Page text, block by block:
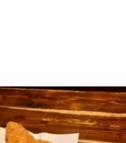
試してみた
昼しか食べられない「幻